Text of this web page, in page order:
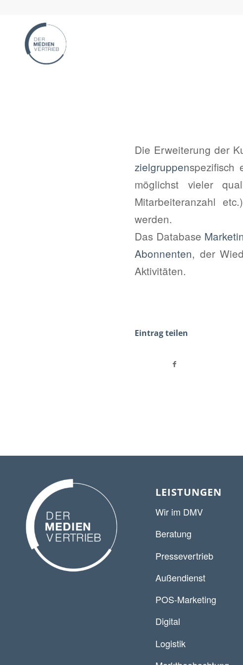
Die Erweiterung der
zielgruppenspezifisch
möglichst vieler
Mitarbeiteranzahl
werden.
Das Database
Abonnenten, der
Aktivitäten.
Eintrag teilen
LEISTUNGEN
Wir im DMV
Beratung
Pressevertrieb
Außendienst
POS-Marketing
Digital
Logistik